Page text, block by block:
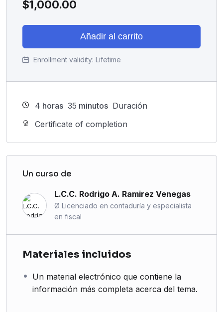
$1,000.00
Añadir al carrito
Enrollment validity: Lifetime
4 horas 35 minutos Duración
Certificate of completion
Un curso de
L.C.C. Rodrigo A. Ramirez Venegas
Ø Licenciado en contaduría y especialista
en fiscal
Materiales incluidos
Un material electrónico que contiene la
información más completa acerca del tema.